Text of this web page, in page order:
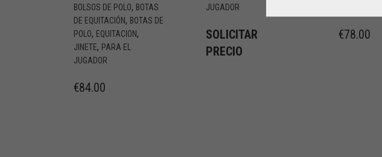
BOLSOS DE POLO, BOTAS
DE EQUITACIÓN, BOTAS DE
POLO, EQUITACION,
JINETE, PARA EL
JUGADOR
€84.00
JUGADOR
SOLICITAR
PRECIO
€78.00